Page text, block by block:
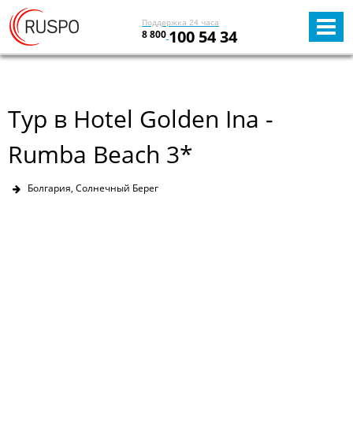
Поддержка 24 часа
8 800 100 54 34
Тур в Hotel Golden Ina -
Rumba Beach 3*
Болгария, Солнечный Берег